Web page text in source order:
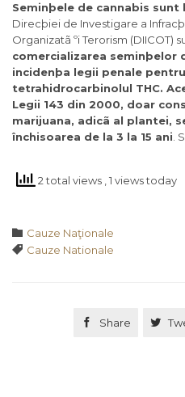
Seminþele de cannabis sunt
Direcþiei de Investigare a
Organizatã ºi Terorism (DIICOT)
comercializarea seminþelor
incidenþa legii penale
tetrahidrocarbinolul THC.
Legii 143 din 2000, doar
marijuana, adicã al plantei,
închisoarea de la 3 la 15 ani .
2 total views , 1 views today
 Category
Cauze Naţionale
 Tags
Cauze Nationale
 Share 